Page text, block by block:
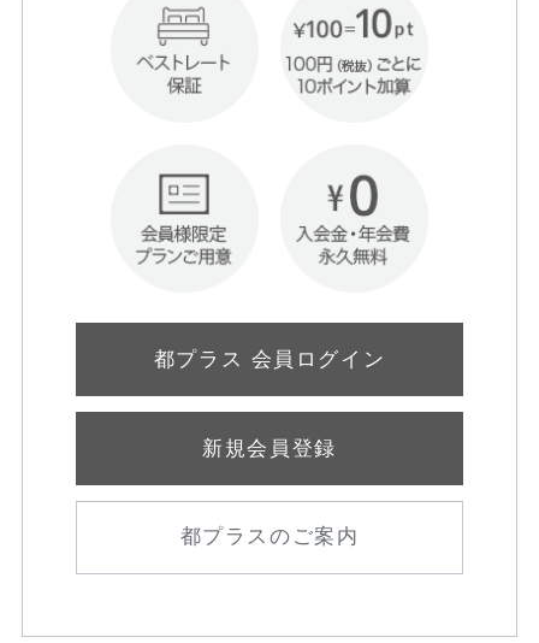
都プラス 会員ログイン
新規会員登録
都プラスのご案内